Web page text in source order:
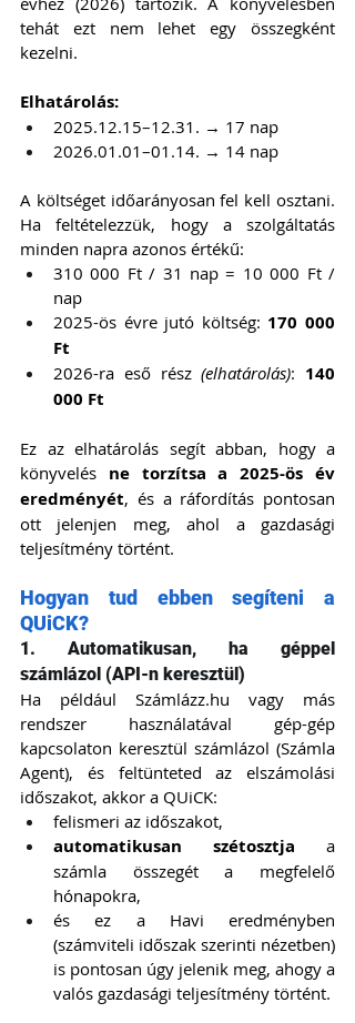
tehát ezt nem lehet egy összegként
kezelni.
Elhatárolás:
2025.12.15–12.31. → 17 nap
2026.01.01–01.14. → 14 nap
A költséget időarányosan fel kell osztani.
Ha feltételezzük, hogy a szolgáltatás
minden napra azonos értékű:
310 000 Ft / 31 nap = 10 000 Ft /
nap
2025-ös évre jutó költség: 170 000
Ft
2026-ra eső rész (elhatárolás): 140
000 Ft
Ez az elhatárolás segít abban, hogy a
könyvelés ne torzítsa a 2025-ös év
eredményét, és a ráfordítás pontosan
ott jelenjen meg, ahol a gazdasági
teljesítmény történt.
Hogyan tud ebben segíteni a
QUiCK?
1. Automatikusan, ha géppel
számlázol (API-n keresztül)
Ha például Számlázz.hu vagy más
rendszer használatával gép-gép
kapcsolaton keresztül számlázol (Számla
Agent), és feltünteted az elszámolási
időszakot, akkor a QUiCK:
felismeri az időszakot,
automatikusan szétosztja a
számla összegét a megfelelő
hónapokra,
és ez a Havi eredményben
(számviteli időszak szerinti nézetben)
is pontosan úgy jelenik meg, ahogy a
valós gazdasági teljesítmény történt.